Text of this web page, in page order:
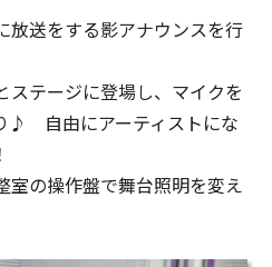
放送をする影アナウンスを行
ステージに登場し、マイクを
♪ 自由にアーティストにな
室の操作盤で舞台照明を変え